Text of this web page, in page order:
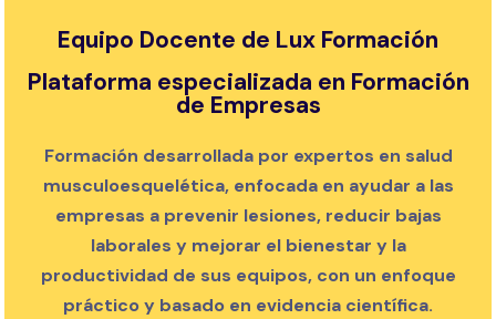
Equipo Docente de Lux Formación
Plataforma especializada en Formación
de Empresas
Formación desarrollada por expertos en salud
musculoesquelética, enfocada en ayudar a las
empresas a prevenir lesiones, reducir bajas
laborales y mejorar el bienestar y la
productividad de sus equipos, con un enfoque
práctico y basado en evidencia científica.